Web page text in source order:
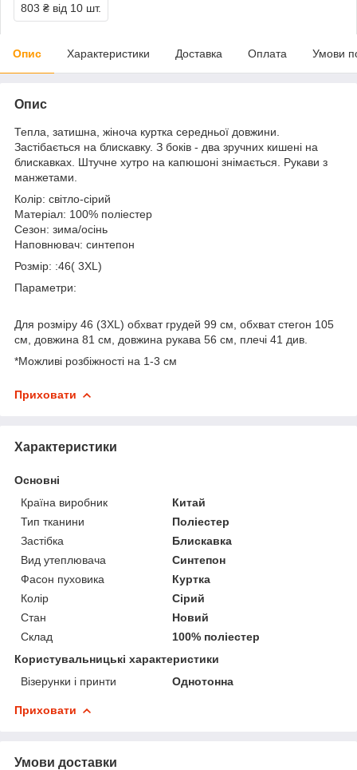
803 ₴ від 10 шт.
Опис Характеристики Доставка Оплата Умови
Опис
Тепла, затишна, жіноча куртка середньої довжини.
Застібається на блискавку. З боків - два зручних кишені на
блискавках. Штучне хутро на капюшоні знімається. Рукави з
манжетами.
Колір: світло-сірий
Матеріал: 100% поліестер
Сезон: зима/осінь
Наповнювач: синтепон
Розмір: :46( 3XL)
Параметри:
Для розміру 46 (3XL) обхват грудей 99 см, обхват стегон 105
см, довжина 81 см, довжина рукава 56 см, плечі 41 див.
*Можливі розбіжності на 1-3 см
Приховати
Характеристики
Основні
Країна виробник
Китай
Тип тканини
Поліестер
Застібка
Блискавка
Вид утеплювача
Синтепон
Фасон пуховика
Куртка
Колір
Сірий
Стан
Новий
Склад
100% поліестер
Користувальницькі характеристики
Візерунки і принти
Однотонна
Приховати
Умови доставки